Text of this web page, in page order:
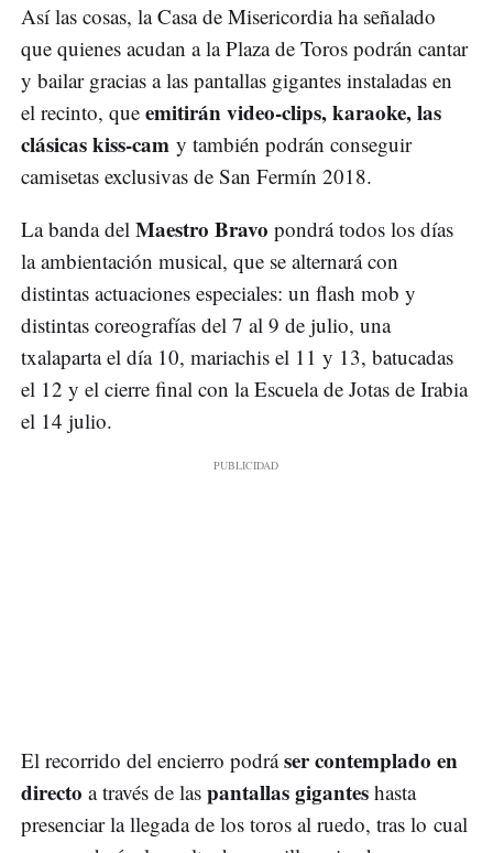
Así las cosas, la Casa de Misericordia ha señalado
que quienes acudan a la Plaza de Toros podrán cantar
y bailar gracias a las pantallas gigantes instaladas en
el recinto, que emitirán video-clips, karaoke, las
clásicas kiss-cam y también podrán conseguir
camisetas exclusivas de San Fermín 2018.
La banda del Maestro Bravo pondrá todos los días
la ambientación musical, que se alternará con
distintas actuaciones especiales: un flash mob y
distintas coreografías del 7 al 9 de julio, una
txalaparta el día 10, mariachis el 11 y 13, batucadas
el 12 y el cierre final con la Escuela de Jotas de Irabia
el 14 julio.
El recorrido del encierro podráser contemplado en
directo a través de las pantallas gigantes hasta
presenciar la llegada de los toros al ruedo, tras lo cual